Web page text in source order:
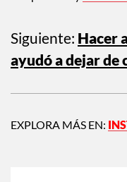
Siguiente: Hacer
ayudó a dejar de
EXPLORA MÁS EN: